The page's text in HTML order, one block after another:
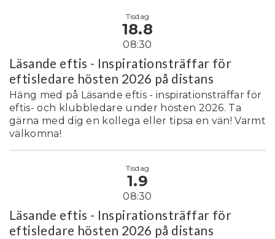
Tisdag
18.8
08:30
Läsande eftis - Inspirationsträffar för
eftisledare hösten 2026 på distans
Häng med på Läsande eftis - inspirationsträffar för
eftis- och klubbledare under hösten 2026. Ta
gärna med dig en kollega eller tipsa en vän! Varmt
välkomna!
Tisdag
1.9
08:30
Läsande eftis - Inspirationsträffar för
eftisledare hösten 2026 på distans